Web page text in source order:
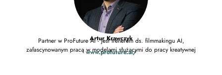
Artur Krawczyk
Partner w ProFuture AI - jest trenerem ds. filmmakingu AI,
zafascynowanym pracą w modelami służącymi do pracy kreatywnej
www.profuture.ai/